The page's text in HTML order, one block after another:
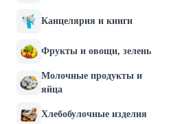
Канцелярия и книги
Фрукты и овощи, зелень
Молочные продукты и
яйца
Хлебобулочные изделия